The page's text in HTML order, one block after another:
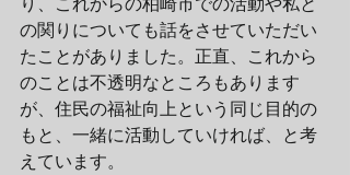
の関りについても話をさせていただい
たことがありました。正直、これから
のことは不透明なところもあります
が、住民の福祉向上という同じ目的の
もと、一緒に活動していければ、と考
えています。